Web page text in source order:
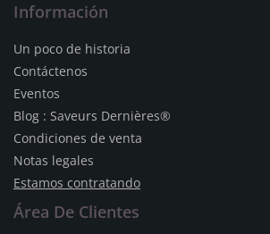
Información
Un poco de historia
Contáctenos
Eventos
Blog : Saveurs Dernières®
Condiciones de venta
Notas legales
Estamos contratando
Área De Clientes